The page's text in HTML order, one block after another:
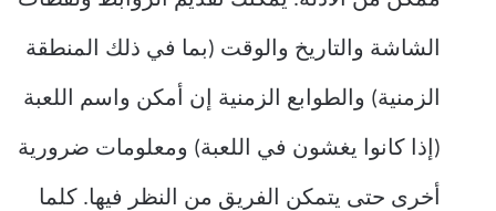
الشاشة والتاريخ والوقت (بما في ذلك المنطقة
الزمنية) والطوابع الزمنية إن أمكن واسم اللعبة
(إذا كانوا يغشون في اللعبة) ومعلومات ضرورية
أخرى حتى يتمكن الفريق من النظر فيها. كلما